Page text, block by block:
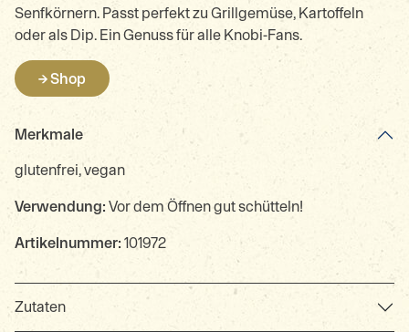
Senfkörnern. Passt perfekt zu Grillgemüse, Kartoffeln
oder als Dip. Ein Genuss für alle Knobi-Fans.
→ Shop
Merkmale
glutenfrei, vegan
Verwendung: Vor dem Öffnen gut schütteln!
Artikelnummer: 101972
Zutaten